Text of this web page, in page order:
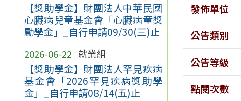
【獎助學金】財團法人中華民國
心臟病兒童基金會「心臟病童獎
勵學金」_自行申請09/30(三)止
2026-06-22 就業組
【獎助學金】財團法人罕見疾病
基金會「2026罕見疾病獎助學
金」_自行申請08/14(五)止
發佈單位
公告類別
公告等級
點閱次數